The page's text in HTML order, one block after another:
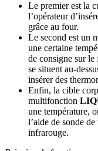
Le premier est la
l’opérateur
grâce au four.
Le second est un
une certaine
de consigne sur le
se situent au-
insérer des
Enfin, la cible
multifonction
une température,
l’aide de sonde
infrarouge.